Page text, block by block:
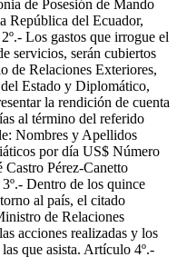
de Posesión de Mando
República del Ecuador,
Los gastos que irrogue el
servicios, serán cubiertos
de Relaciones Exteriores,
Estado y Diplomático,
la rendición de cuenta
al término del referido
Nombres y Apellidos
por día US$ Número
Pérez-Canetto
Dentro de los quince
al país, el citado
de Relaciones
acciones realizadas y los
que asista. Artículo 4º.-